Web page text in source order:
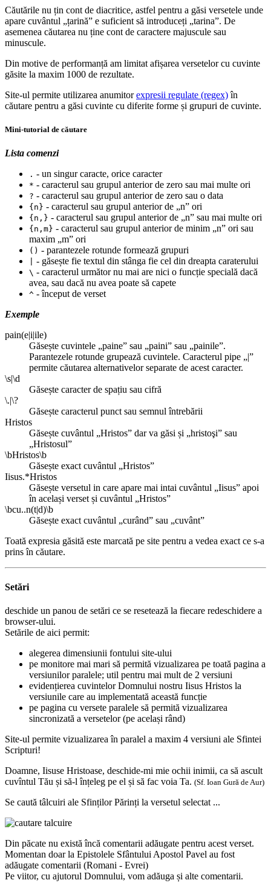
Căutările nu țin cont de diacritice, astfel pentru a găsi versetele unde
apare cuvântul „țarină” e suficient să introduceți „tarina”. De
asemenea căutarea nu ține cont de caractere majuscule sau
minuscule.
Din motive de performanță am limitat afișarea versetelor cu cuvinte
găsite la maxim 1000 de rezultate.
Site-ul permite utilizarea anumitorexpresii regulate (regex)în
căutare pentru a găsi cuvinte cu diferite forme și grupuri de cuvinte.
Mini-tutorial de căutare
Lista comenzi
. - un singur caracte, orice caracter
* - caracterul sau grupul anterior de zero sau mai multe ori
? - caracterul sau grupul anterior de zero sau o data
{n} - caracterul sau grupul anterior de „n” ori
{n,} - caracterul sau grupul anterior de „n” sau mai multe ori
{n,m} - caracterul sau grupul anterior de minim „n” ori sau
maxim „m” ori
() - parantezele rotunde formează grupuri
- găsește fie textul din stânga fie cel din dreapta caraterului
\ - caracterul următor nu mai are nici o funcție specială dacă
avea, sau dacă nu avea poate să capete
^ - început de verset
Exemple
pain(e|i|ile)
Găsește cuvintele „paine” sau „paini” sau „painile”.
Parantezele rotunde grupează cuvintele. Caracterul pipe „|”
permite căutarea alternativelor separate de acest caracter.
\s|\d
Găsește caracter de spațiu sau cifră
\.|\?
Găsește caracterul punct sau semnul întrebării
Hristos
Găsește cuvântul „Hristos” dar va găsi și „hristoşi” sau
„Hristosul”
\bHristos\b
Găsește exact cuvântul „Hristos”
Iisus.*Hristos
Găsește versetul in care apare mai intai cuvântul „Iisus” apoi
în același verset și cuvântul „Hristos”
\bcu..n(t|d)\b
Găsește exact cuvântul „curând” sau „cuvânt”
Toată expresia găsită este marcată pe site pentru a vedea exact ce s-a
prins în căutare.
Setări
deschide un panou de setări ce se resetează la fiecare redeschidere a
browser-ului.
Setările de aici permit:
alegerea dimensiunii fontului site-ului
pe monitore mai mari să permită vizualizarea pe toată pagina a
versiunilor paralele; util pentru mai mult de 2 versiuni
evidențierea cuvintelor Domnului nostru Iisus Hristos la
versiunile care au implementată această funcție
pe pagina cu versete paralele să permită vizualizarea
sincronizată a versetelor (pe același rând)
Site-ul permite vizualizarea în paralel a maxim 4 versiuni ale Sfintei
Scripturi!
Doamne, Iisuse Hristoase, deschide-mi mie ochii inimii, ca să ascult
cuvîntul Tău și să-l înțeleg pe el și să fac voia Ta. (Sf. Ioan Gură de Aur)
Se caută tâlcuiri ale Sfinților Părinți la versetul selectat ...
Din păcate nu există încă comentarii adăugate pentru acest verset.
Momentan doar la Epistolele Sfântului Apostol Pavel au fost
adăugate comentarii (Romani - Evrei)
Pe viitor, cu ajutorul Domnului, vom adăuga și alte comentarii.